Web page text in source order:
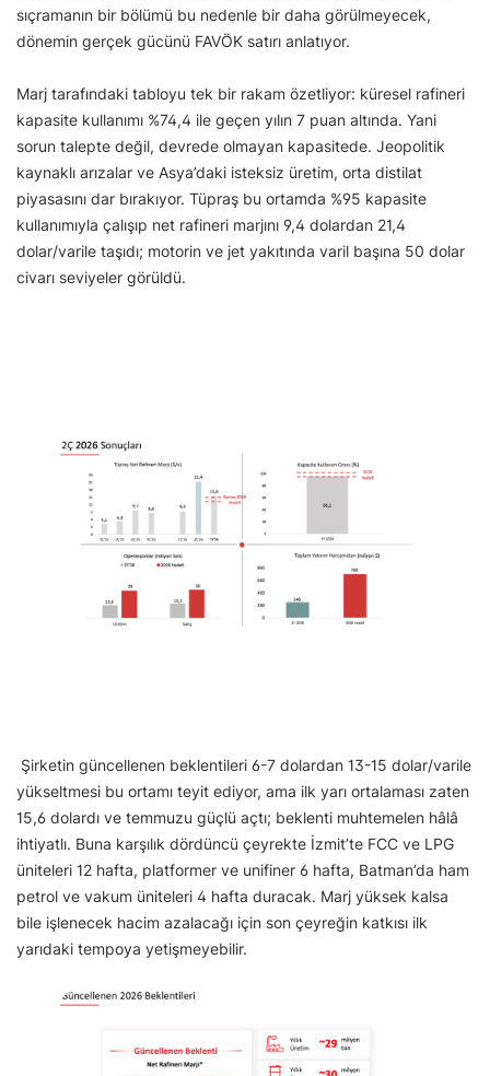
sıçramanın bir bölümü bu nedenle bir daha görülmeyecek,
dönemin gerçek gücünü FAVÖK satırı anlatıyor.
Marj tarafındaki tabloyu tek bir rakam özetliyor: küresel rafineri
kapasite kullanımı %74,4 ile geçen yılın 7 puan altında. Yani
sorun talepte değil, devrede olmayan kapasitede. Jeopolitik
kaynaklı arızalar ve Asya’daki isteksiz üretim, orta distilat
piyasasını dar bırakıyor. Tüpraş bu ortamda %95 kapasite
kullanımıyla çalışıp net rafineri marjını 9,4 dolardan 21,4
dolar/varile taşıdı; motorin ve jet yakıtında varil başına 50 dolar
civarı seviyeler görüldü.
Şirketin güncellenen beklentileri 6-7 dolardan 13-15 dolar/varile
yükseltmesi bu ortamı teyit ediyor, ama ilk yarı ortalaması zaten
15,6 dolardı ve temmuzu güçlü açtı; beklenti muhtemelen hâlâ
ihtiyatlı. Buna karşılık dördüncü çeyrekte İzmit’te FCC ve LPG
üniteleri 12 hafta, platformer ve unifiner 6 hafta, Batman’da ham
petrol ve vakum üniteleri 4 hafta duracak. Marj yüksek kalsa
bile işlenecek hacim azalacağı için son çeyreğin katkısı ilk
yarıdaki tempoya yetişmeyebilir.